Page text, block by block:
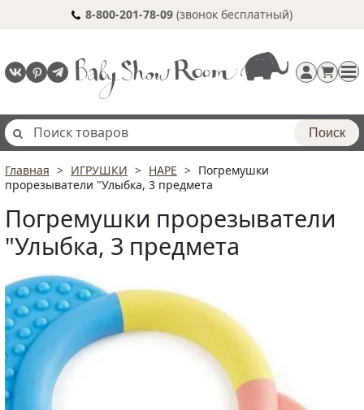
8-800-201-78-09 (звонок бесплатный)
Поиск
Главная ИГРУШКИ HAPE
Погремушки
прорезыватели "Улыбка, 3 предмета
Погремушки прорезыватели
"Улыбка, 3 предмета